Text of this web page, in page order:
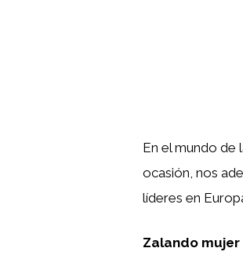
En el mundo de
ocasión, nos
líderes en
Zalando